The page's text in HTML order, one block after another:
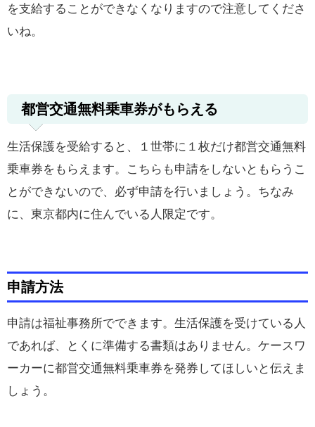
を支給することができなくなりますので注意してくださ
いね。
都営交通無料乗車券がもらえる
生活保護を受給すると、１世帯に１枚だけ都営交通無料
乗車券をもらえます。こちらも申請をしないともらうこ
とができないので、必ず申請を行いましょう。ちなみ
に、東京都内に住んでいる人限定です。
申請方法
申請は福祉事務所でできます。生活保護を受けている人
であれば、とくに準備する書類はありません。ケースワ
ーカーに都営交通無料乗車券を発券してほしいと伝えま
しょう。